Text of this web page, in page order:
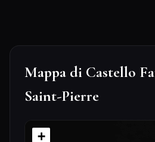
Mappa di Castello
Saint-Pierre
+